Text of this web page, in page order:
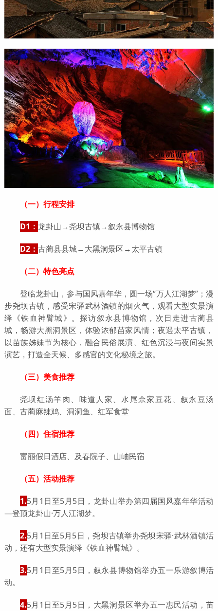
（一）行程安排
D1： 龙卦山→尧坝古镇→叙永县博物馆
D2： 古蔺县县城→大黑洞景区→太平古镇
（二）特色亮点
登临龙卦山，参与国风嘉年华，圆一场“万人江湖梦”；漫
步尧坝古镇，感受宋驿武林酒镇的烟火气，观看大型实景演
绎《铁血神臂城》。探访叙永县博物馆，次日走进古蔺县
城，畅游大黑洞景区，体验浓郁苗家风情；夜遇太平古镇，
以苗族姊妹节为核心，融合民俗展演、红色沉浸与夜间实景
演艺，打造全天候、多感官的文化秘境之旅。
（三）美食推荐
尧坝红汤羊肉、味道人家、水尾佘家豆花、叙永豆汤
面、古蔺麻辣鸡、洞洞鱼、红军食堂
（四）住宿推荐
富丽假日酒店、及春院子、山岫民宿
（五）活动推荐
1.5月1日至5月5日，龙卦山举办第四届国风嘉年华活动
—登顶龙卦山·万人江湖梦。
2.5月1日至5月5日，尧坝古镇举办尧坝宋驿·武林酒镇活
动，还有大型实景演绎《铁血神臂城》。
3.5月1日至5月5日，叙永县博物馆举办五一乐游叙博活
动。
4.5月1日至5月5日，大黑洞景区举办五一惠民活动，苗